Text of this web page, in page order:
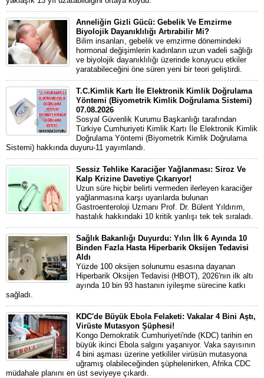
Anneliğin Gizli Gücü: Gebelik Ve Emzirme
Biyolojik Dayanıklılığı Artırabilir Mi?
Bilim insanları, gebelik ve emzirme dönemindeki
hormonal değişimlerin kadınların uzun vadeli sağlığı
ve biyolojik dayanıklılığı üzerinde koruyucu etkiler
yaratabileceğini öne süren yeni bir teori geliştirdi.
T.C.Kimlik Kartı İle Elektronik Kimlik Doğrulama
Yöntemi (Biyometrik Kimlik Doğrulama Sistemi)
07.08.2026
Sosyal Güvenlik Kurumu Başkanlığı tarafından
Türkiye Cumhuriyeti Kimlik Kartı İle Elektronik Kimlik
Doğrulama Yöntemi (Biyometrik Kimlik Doğrulama
Sistemi) hakkında duyuru-11 yayımlandı.
Sessiz Tehlike Karaciğer Yağlanması: Siroz Ve
Kalp Krizine Davetiye Çıkarıyor!
Uzun süre hiçbir belirti vermeden ilerleyen karaciğer
yağlanmasına karşı uyarılarda bulunan
Gastroenteroloji Uzmanı Prof. Dr. Bülent Yıldırım,
hastalık hakkındaki 10 kritik yanlışı tek tek sıraladı.
Sağlık Bakanlığı Duyurdu: Yılın İlk 6 Ayında 10
Binden Fazla Hasta Hiperbarik Oksijen Tedavisi
Aldı
Yüzde 100 oksijen solunumu esasına dayanan
Hiperbarik Oksijen Tedavisi (HBOT), 2026'nın ilk altı
ayında 10 bin 93 hastanın iyileşme sürecine katkı
sağladı.
KDC'de Büyük Ebola Felaketi: Vakalar 4 Bini Aştı,
Virüste Mutasyon Şüphesi!
Kongo Demokratik Cumhuriyeti'nde (KDC) tarihin en
büyük ikinci Ebola salgını yaşanıyor. Vaka sayısının
4 bini aşması üzerine yetkililer virüsün mutasyona
uğramış olabileceğinden şüphelenirken, Afrika CDC
müdahale planını en üst seviyeye çıkardı.